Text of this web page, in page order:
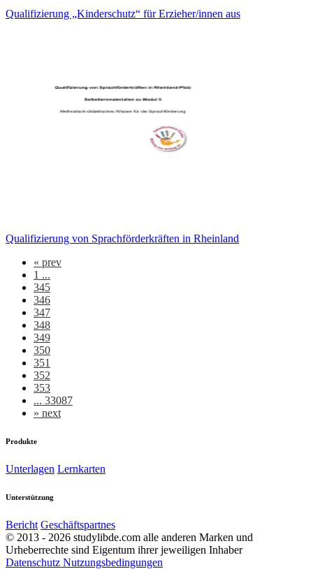
Qualifizierung „Kinderschutz“ für Erzieher/innen aus
Qualifizierung von Sprachförderkräften in Rheinland
« prev
1 ...
345
346
347
348
349
350
351
352
353
... 33087
» next
Produkte
Unterlagen Lernkarten
Unterstützung
Bericht Geschäftspartnes
© 2013 - 2026 studylibde.com alle anderen Marken und
Urheberrechte sind Eigentum ihrer jeweiligen Inhaber
Datenschutz Nutzungsbedingungen